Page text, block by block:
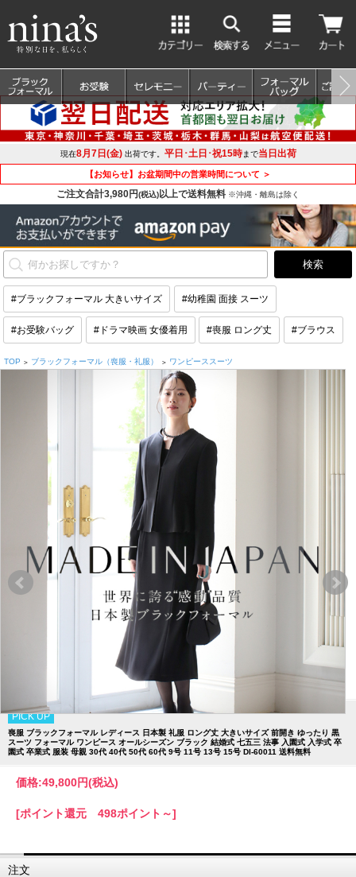
現在8月7日(金)出荷です。 平日･土日･祝15時まで当日出荷
【お知らせ】お盆期間中の営業時間について ＞
ご注文合計3,980円(税込)以上で送料無料 ※沖縄・離島は除く
#ブラックフォーマル 大きいサイズ #幼稚園 面接 スーツ
#お受験バッグ #ドラマ映画 女優着用 #喪服 ロング丈 #ブラウス
TOP > ブラックフォーマル（喪服・礼服） > ワンピーススーツ
PICK UP
喪服 ブラックフォーマル レディース 日本製 礼服 ロング丈 大きいサイズ 前開き ゆったり 黒
スーツ フォーマル ワンピース オールシーズン ブラック 結婚式 七五三 法事 入園式 入学式 卒
園式 卒業式 服装 母親 30代 40代 50代 60代 9号 11号 13号 15号 DI-60011 送料無料
価格:49,800円(税込)
[ポイント還元 498ポイント～]
注文